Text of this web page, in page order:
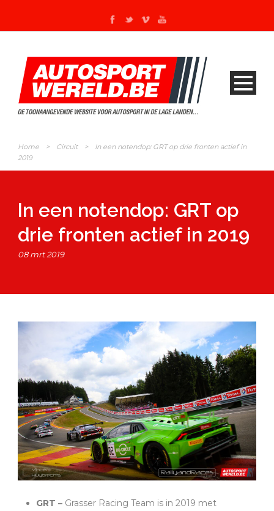
Home > Circuit >
In een notendop: GRT op drie fronten actief in
2019
In een notendop: GRT op
drie fronten actief in 2019
08 mrt 2019
GRT – Grasser Racing Team is in 2019 met